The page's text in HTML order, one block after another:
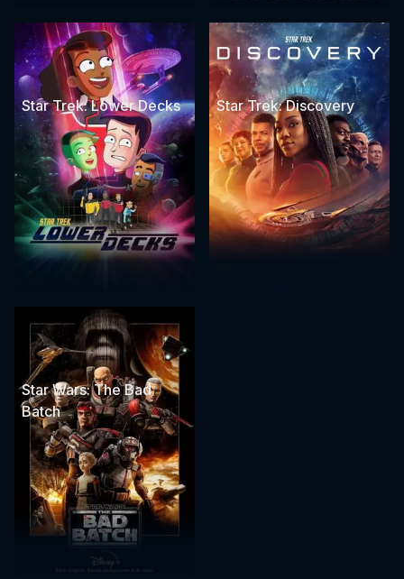
Star Trek: Lower Decks Star Trek: Discovery
Star Wars: The Bad
Batch